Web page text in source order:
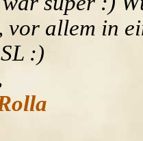
vor allem in
:)